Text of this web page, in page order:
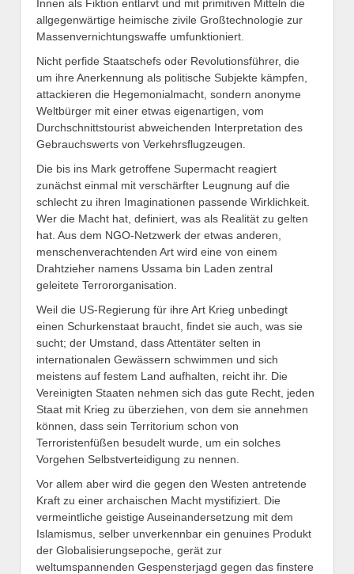
Innen als Fiktion entlarvt und mit primitiven Mitteln die
allgegenwärtige heimische zivile Großtechnologie zur
Massenvernichtungswaffe umfunktioniert.
Nicht perfide Staatschefs oder Revolutionsführer, die
um ihre Anerkennung als politische Subjekte kämpfen,
attackieren die Hegemonialmacht, sondern anonyme
Weltbürger mit einer etwas eigenartigen, vom
Durchschnittstourist abweichenden Interpretation des
Gebrauchswerts von Verkehrsflugzeugen.
Die bis ins Mark getroffene Supermacht reagiert
zunächst einmal mit verschärfter Leugnung auf die
schlecht zu ihren Imaginationen passende Wirklichkeit.
Wer die Macht hat, definiert, was als Realität zu gelten
hat. Aus dem NGO-Netzwerk der etwas anderen,
menschenverachtenden Art wird eine von einem
Drahtzieher namens Ussama bin Laden zentral
geleitete Terrororganisation.
Weil die US-Regierung für ihre Art Krieg unbedingt
einen Schurkenstaat braucht, findet sie auch, was sie
sucht; der Umstand, dass Attentäter selten in
internationalen Gewässern schwimmen und sich
meistens auf festem Land aufhalten, reicht ihr. Die
Vereinigten Staaten nehmen sich das gute Recht, jeden
Staat mit Krieg zu überziehen, von dem sie annehmen
können, dass sein Territorium schon von
Terroristenfüßen besudelt wurde, um ein solches
Vorgehen Selbstverteidigung zu nennen.
Vor allem aber wird die gegen den Westen antretende
Kraft zu einer archaischen Macht mystifiziert. Die
vermeintliche geistige Auseinandersetzung mit dem
Islamismus, selber unverkennbar ein genuines Produkt
der Globalisierungsepoche, gerät zur
weltumspannenden Gespensterjagd gegen das finstere